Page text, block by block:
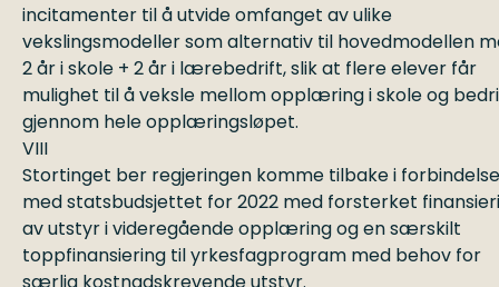
incitamenter til å utvide omfanget av ulike
vekslingsmodeller som alternativ til hovedmodellen
2 år i skole + 2 år i lærebedrift, slik at flere elever får
mulighet til å veksle mellom opplæring i skole og
gjennom hele opplæringsløpet.
VIII
Stortinget ber regjeringen komme tilbake i forbindelse
med statsbudsjettet for 2022 med forsterket
av utstyr i videregående opplæring og en særskilt
toppfinansiering til yrkesfagprogram med behov for